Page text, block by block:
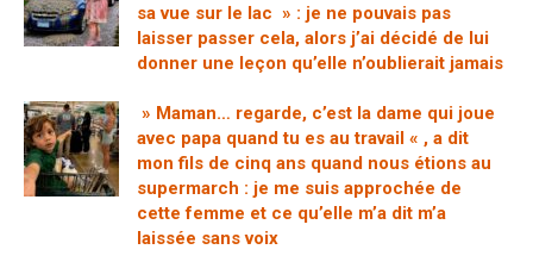
sa vue sur le lac » : je ne pouvais pas
laisser passer cela, alors j’ai décidé de lui
donner une leçon qu’elle n’oublierait jamais
» Maman… regarde, c’est la dame qui joue
avec papa quand tu es au travail « , a dit
mon fils de cinq ans quand nous étions au
supermarch : je me suis approchée de
cette femme et ce qu’elle m’a dit m’a
laissée sans voix